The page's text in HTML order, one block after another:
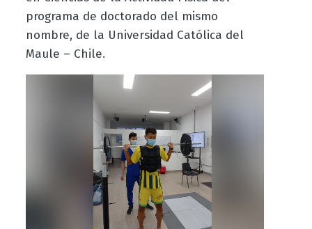
programa de doctorado del mismo
nombre, de la Universidad Católica del
Maule – Chile.